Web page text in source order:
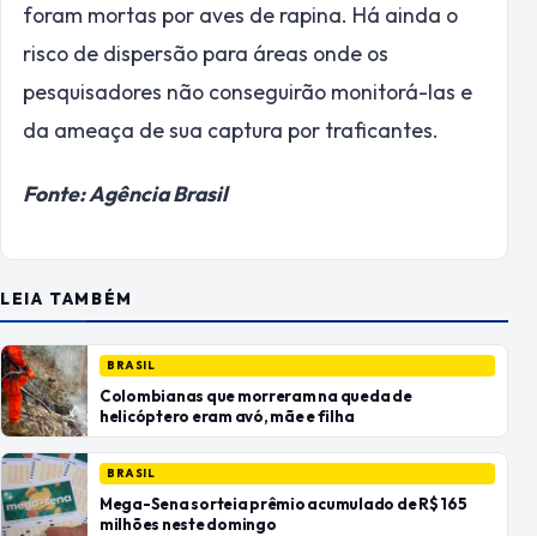
foram mortas por aves de rapina. Há ainda o
risco de dispersão para áreas onde os
pesquisadores não conseguirão monitorá-las e
da ameaça de sua captura por traficantes.
Fonte: Agência Brasil
LEIA TAMBÉM
BRASIL
Colombianas que morreram na queda de
helicóptero eram avó, mãe e filha
BRASIL
Mega-Sena sorteia prêmio acumulado de R$ 165
milhões neste domingo